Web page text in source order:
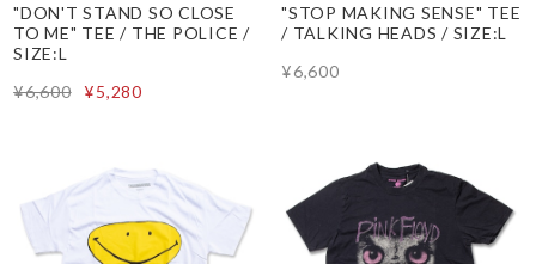
"DON'T STAND SO CLOSE
TO ME" TEE / THE POLICE /
SIZE:L
¥6,600
¥5,280
"STOP MAKING SENSE" TEE
/ TALKING HEADS / SIZE:L
¥6,600